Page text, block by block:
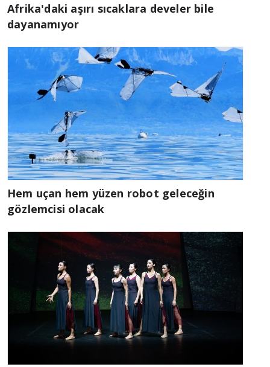
Afrika'daki aşırı sıcaklara develer bile
dayanamıyor
Hem uçan hem yüzen robot geleceğin
gözlemcisi olacak